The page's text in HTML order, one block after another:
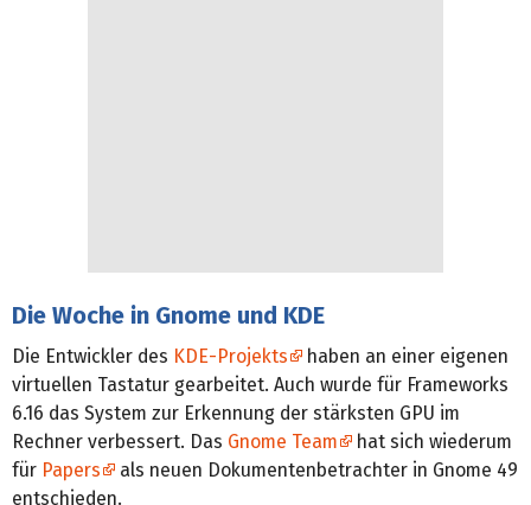
Die Woche in Gnome und KDE
Die Entwickler des KDE-Projekts
haben an einer eigenen
virtuellen Tastatur gearbeitet. Auch wurde für Frameworks
6.16 das System zur Erkennung der stärksten GPU im
Rechner verbessert. Das Gnome Team
hat sich wiederum
für Papers
als neuen Dokumentenbetrachter in Gnome 49
entschieden.